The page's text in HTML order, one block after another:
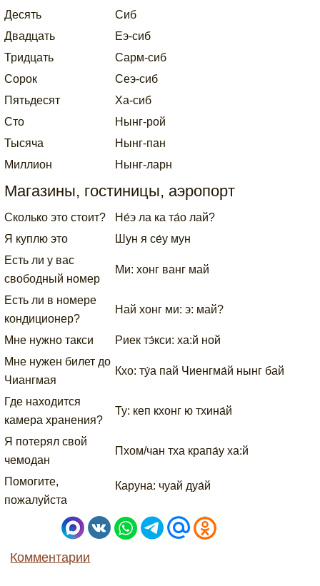
Десять
Сиб
Двадцать
Еэ-сиб
Тридцать
Сарм-сиб
Сорок
Сеэ-сиб
Пятьдесят
Ха-сиб
Сто
Нынг-рой
Тысяча
Нынг-пан
Миллион
Нынг-ларн
Магазины, гостиницы, аэропорт
Сколько это стоит?
Не́э ла ка та́о лай?
Я куплю это
Шун я се́у мун
Есть ли у вас
свободный номер
Ми: хонг ванг май
Есть ли в номере
кондиционер?
Най хонг ми: э: май?
Мне нужно такси
Риек тэ́кси: ха:й ной
Мне нужен билет до
Чиангмая
Кхо: ту́а пай Чиенгма́й нынг бай
Где находится
камера хранения?
Ту: кеп кхонг ю тхина́й
Я потерял свой
чемодан
Пхом/чан тха крапа́у ха:й
Помогите,
пожалуйста
Каруна: чуай дуа́й
Комментарии